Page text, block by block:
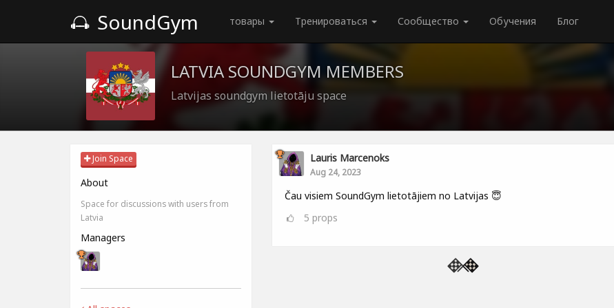
SoundGym товары Тренироваться Сообщество Обучения Блог
LATVIA SOUNDGYM MEMBERS
Latvijas soundgym lietotāju space
Join Space
About
Space for discussions with users from
Latvia
Managers
Lauris Marcenoks
Aug 24, 2023
Čau visiem SoundGym lietotājiem no Latvijas 😇
5 props